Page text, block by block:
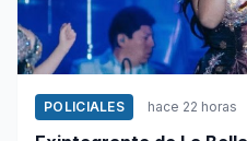
POLICIALES hace 22 horas